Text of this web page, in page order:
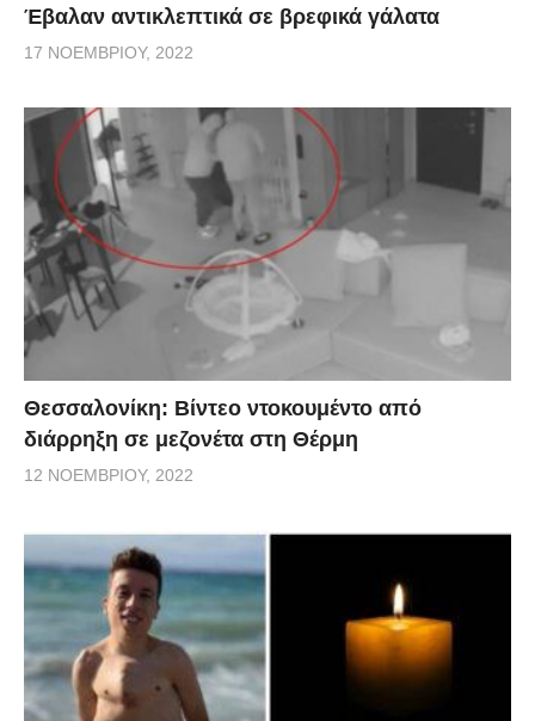
Έβαλαν αντικλεπτικά σε βρεφικά γάλατα
17 ΝΟΕΜΒΡΊΟΥ, 2022
Θεσσαλονίκη: Βίντεο ντοκουμέντο από
διάρρηξη σε μεζονέτα στη Θέρμη
12 ΝΟΕΜΒΡΊΟΥ, 2022